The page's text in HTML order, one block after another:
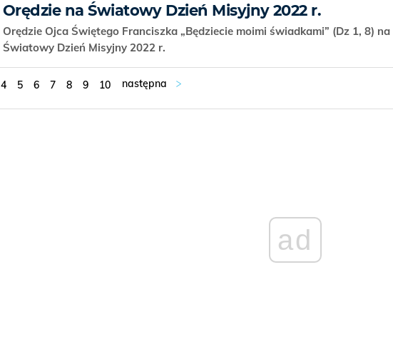
Orędzie na Światowy Dzień Misyjny 2022 r.
Orędzie Ojca Świętego Franciszka „Będziecie moimi świadkami” (Dz 1, 8) na
Światowy Dzień Misyjny 2022 r.
4 5 6 7 8 9 10
ad